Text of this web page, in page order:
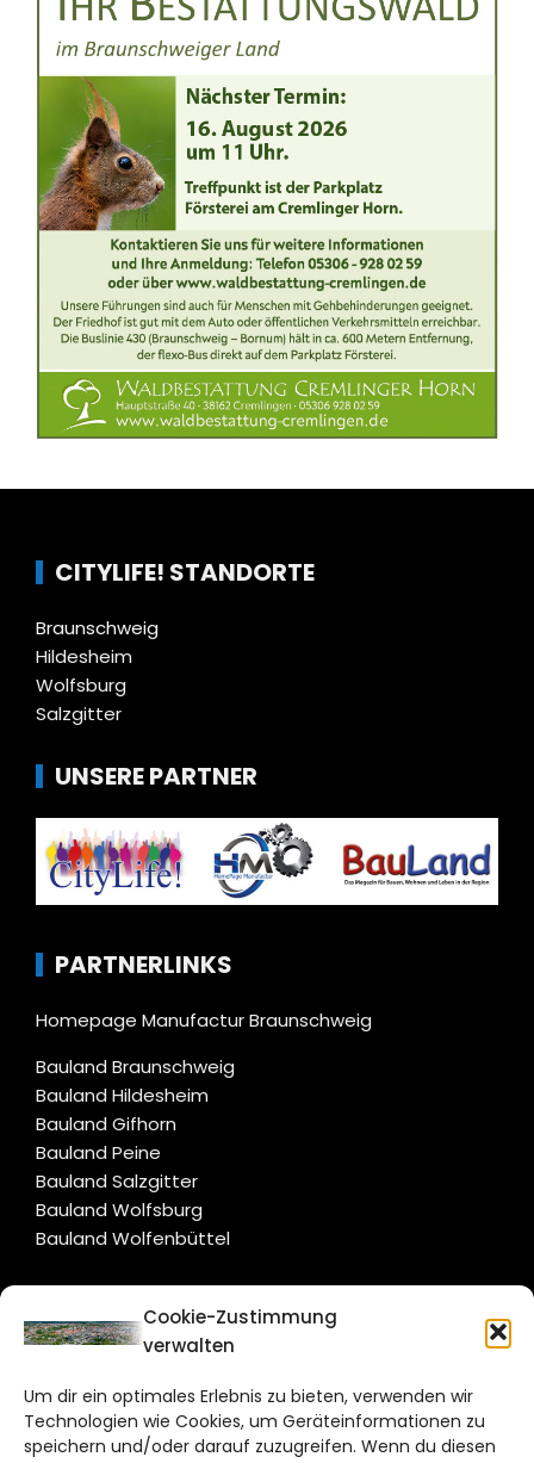
Cookie-Zustimmung
verwalten
Um dir ein optimales Erlebnis zu bieten, verwenden wir
Technologien wie Cookies, um Geräteinformationen zu
speichern und/oder darauf zuzugreifen. Wenn du diesen
CITYLIFE! STANDORTE
Braunschweig
Hildesheim
Wolfsburg
Salzgitter
UNSERE PARTNER
PARTNERLINKS
Homepage Manufactur Braunschweig
Bauland Braunschweig
Bauland Hildesheim
Bauland Gifhorn
Bauland Peine
Bauland Salzgitter
Bauland Wolfsburg
Bauland Wolfenbüttel
CITYLIFE!
Bruchtorwall 12
38100 Braunschweig